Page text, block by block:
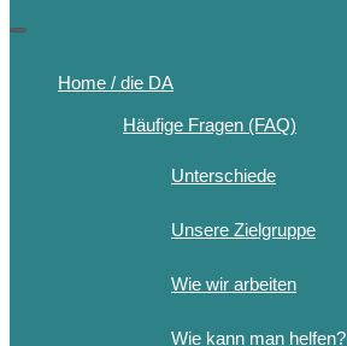
Home / die DA
Häufige Fragen (FAQ)
Unterschiede
Unsere Zielgruppe
Wie wir arbeiten
Wie kann man helfen?